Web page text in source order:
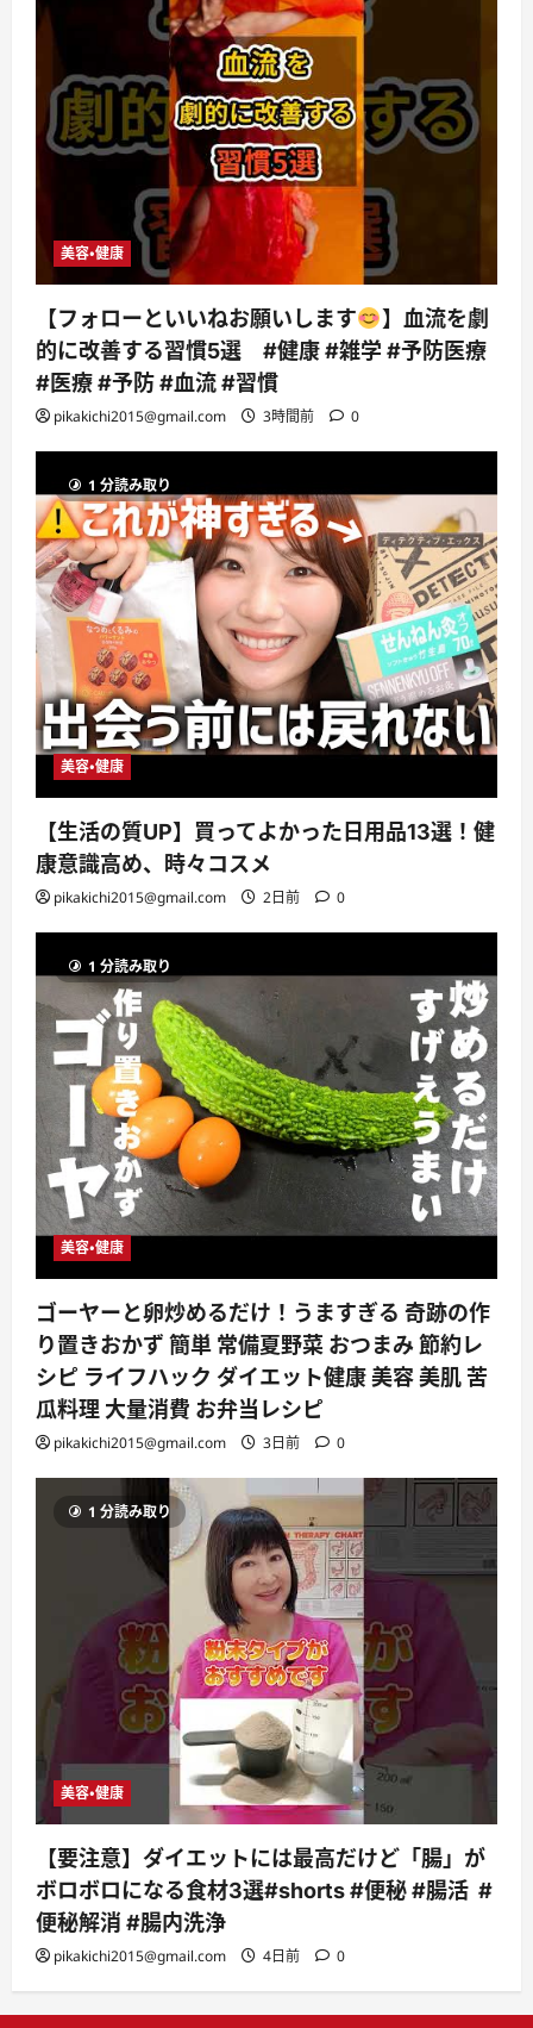
美容・健康
【フォローといいねお願いします
】血流を劇
的に改善する習慣5選 #健康 #雑学 #予防医療
#医療 #予防 #血流 #習慣
pikakichi2015@gmail.com 3時間前 0
1 分読み取り
美容・健康
【生活の質UP】買ってよかった日用品13選！健
康意識高め、時々コスメ
pikakichi2015@gmail.com 2日前 0
1 分読み取り
美容・健康
ゴーヤーと卵炒めるだけ！うますぎる 奇跡の作
り置きおかず 簡単 常備夏野菜 おつまみ 節約レ
シピ ライフハック ダイエット健康 美容 美肌 苦
瓜料理 大量消費 お弁当レシピ
pikakichi2015@gmail.com 3日前 0
1 分読み取り
美容・健康
【要注意】ダイエットには最高だけど「腸」が
ボロボロになる食材3選#shorts #便秘 #腸活 #
便秘解消 #腸内洗浄
pikakichi2015@gmail.com 4日前 0